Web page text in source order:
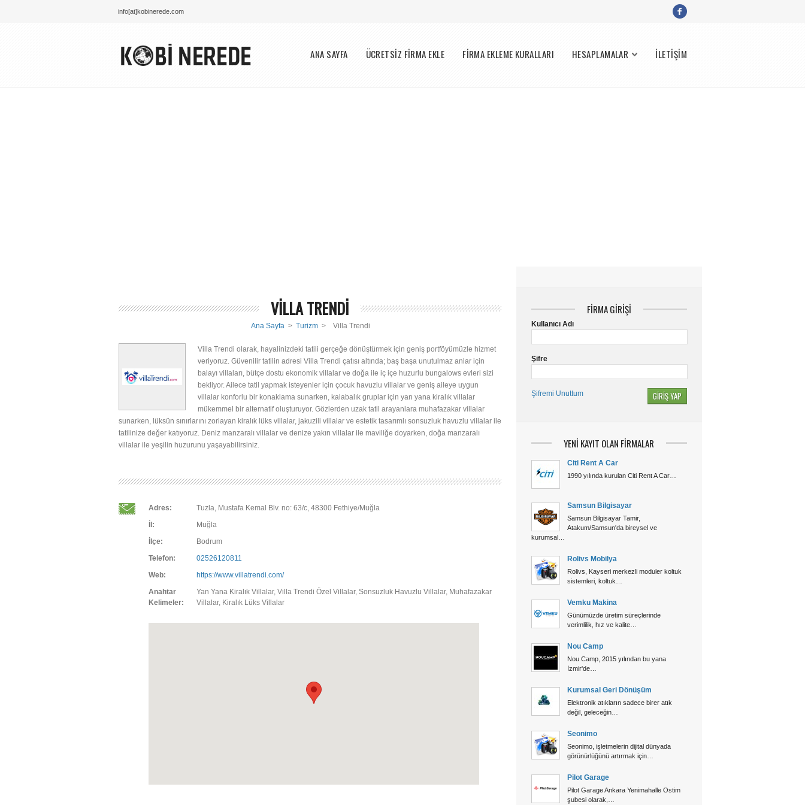
info[at]kobinerede.com
ANA SAYFA ÜCRETSİZ FİRMA EKLE FİRMA EKLEME KURALLARI HESAPLAMALAR İLETİŞİM
VİLLA TRENDİ
Ana Sayfa > Turizm > Villa Trendi
Villa Trendi olarak, hayalinizdeki tatili gerçeğe dönüştürmek için geniş portföyümüzle hizmet
veriyoruz. Güvenilir tatilin adresi Villa Trendi çatısı altında; baş başa unutulmaz anlar için
balayı villaları, bütçe dostu ekonomik villalar ve doğa ile iç içe huzurlu bungalows evleri sizi
bekliyor. Ailece tatil yapmak isteyenler için çocuk havuzlu villalar ve geniş aileye uygun
villalar konforlu bir konaklama sunarken, kalabalık gruplar için yan yana kiralık villalar
mükemmel bir alternatif oluşturuyor. Gözlerden uzak tatil arayanlara muhafazakar villalar
sunarken, lüksün sınırlarını zorlayan kiralık lüks villalar, jakuzili villalar ve estetik tasarımlı sonsuzluk havuzlu villalar ile
tatilinize değer katıyoruz. Deniz manzaralı villalar ve denize yakın villalar ile maviliğe doyarken, doğa manzaralı
villalar ile yeşilin huzurunu yaşayabilirsiniz.
Adres:
Tuzla, Mustafa Kemal Blv. no: 63/c, 48300 Fethiye/Muğla
İl:
Muğla
İlçe:
Bodrum
Telefon:
02526120811
Web:
https://www.villatrendi.com/
Anahtar
Kelimeler:
Yan Yana Kiralık Villalar, Villa Trendi Özel Villalar, Sonsuzluk Havuzlu Villalar, Muhafazakar
Villalar, Kiralık Lüks Villalar
FİRMA GİRİŞİ
Kullanıcı Adı
Şifre
Şifremi Unuttum
YENİ KAYIT OLAN FİRMALAR
Citi Rent A Car
1990 yılında kurulan Citi Rent A Car…
Samsun Bilgisayar
Samsun Bilgisayar Tamir,
Atakum/Samsun'da bireysel ve
kurumsal…
Rolivs Mobilya
Rolivs, Kayseri merkezli moduler koltuk
sistemleri, koltuk…
Vemku Makina
Günümüzde üretim süreçlerinde
verimlilik, hız ve kalite…
Nou Camp
Nou Camp, 2015 yılından bu yana
İzmir'de…
Kurumsal Geri Dönüşüm
Elektronik atıkların sadece birer atık
değil, geleceğin…
Seonimo
Seonimo, işletmelerin dijital dünyada
görünürlüğünü artırmak için…
Pilot Garage
Pilot Garage Ankara Yenimahalle Ostim
şubesi olarak,…